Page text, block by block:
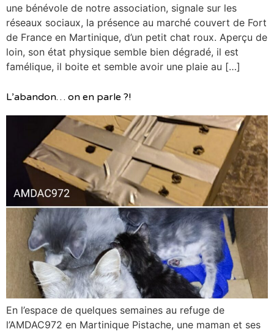
une bénévole de notre association, signale sur les
réseaux sociaux, la présence au marché couvert de Fort
de France en Martinique, d’un petit chat roux. Aperçu de
loin, son état physique semble bien dégradé, il est
famélique, il boite et semble avoir une plaie au […]
L’abandon… on en parle ?!
En l’espace de quelques semaines au refuge de
l’AMDAC972 en Martinique Pistache, une maman et ses